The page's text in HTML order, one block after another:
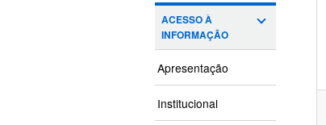
ACESSO À
INFORMAÇÃO
Apresentação
Institucional